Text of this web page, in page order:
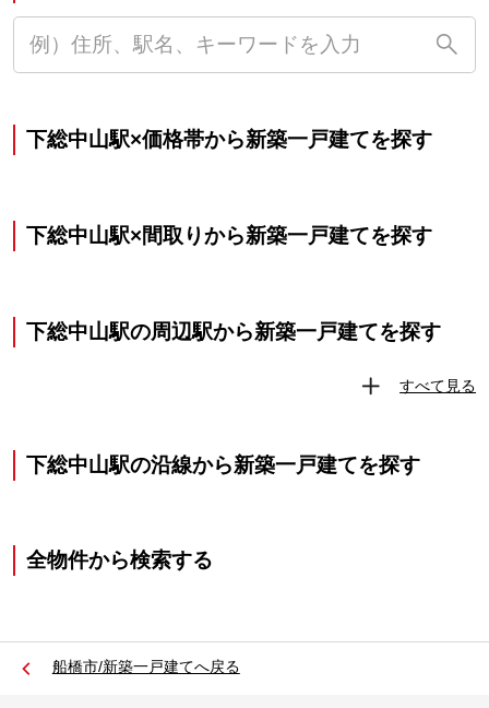
下総中山駅×価格帯から新築一戸建てを探す
下総中山駅×間取りから新築一戸建てを探す
下総中山駅の周辺駅から新築一戸建てを探す
すべて見る
下総中山駅の沿線から新築一戸建てを探す
全物件から検索する
船橋市/新築一戸建てへ戻る